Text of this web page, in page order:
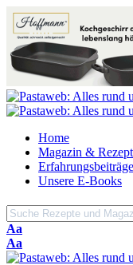
Home
Magazin &
Unsere E-Books
Font
Resizer
Aa
Font
Resizer
Aa